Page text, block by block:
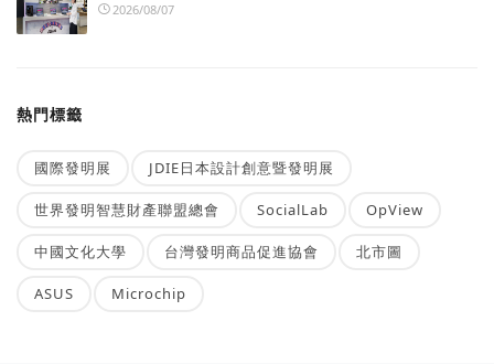
2026/08/07
熱門標籤
國際發明展 JDIE日本設計創意暨發明展
世界發明智慧財產聯盟總會 SocialLab OpView
中國文化大學 台灣發明商品促進協會 北市圖
ASUS Microchip